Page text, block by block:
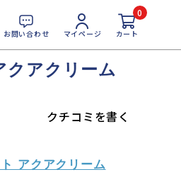
お問い合わせ マイページ
0
カート
クアクリーム
クチコミを書く
アクアクリーム